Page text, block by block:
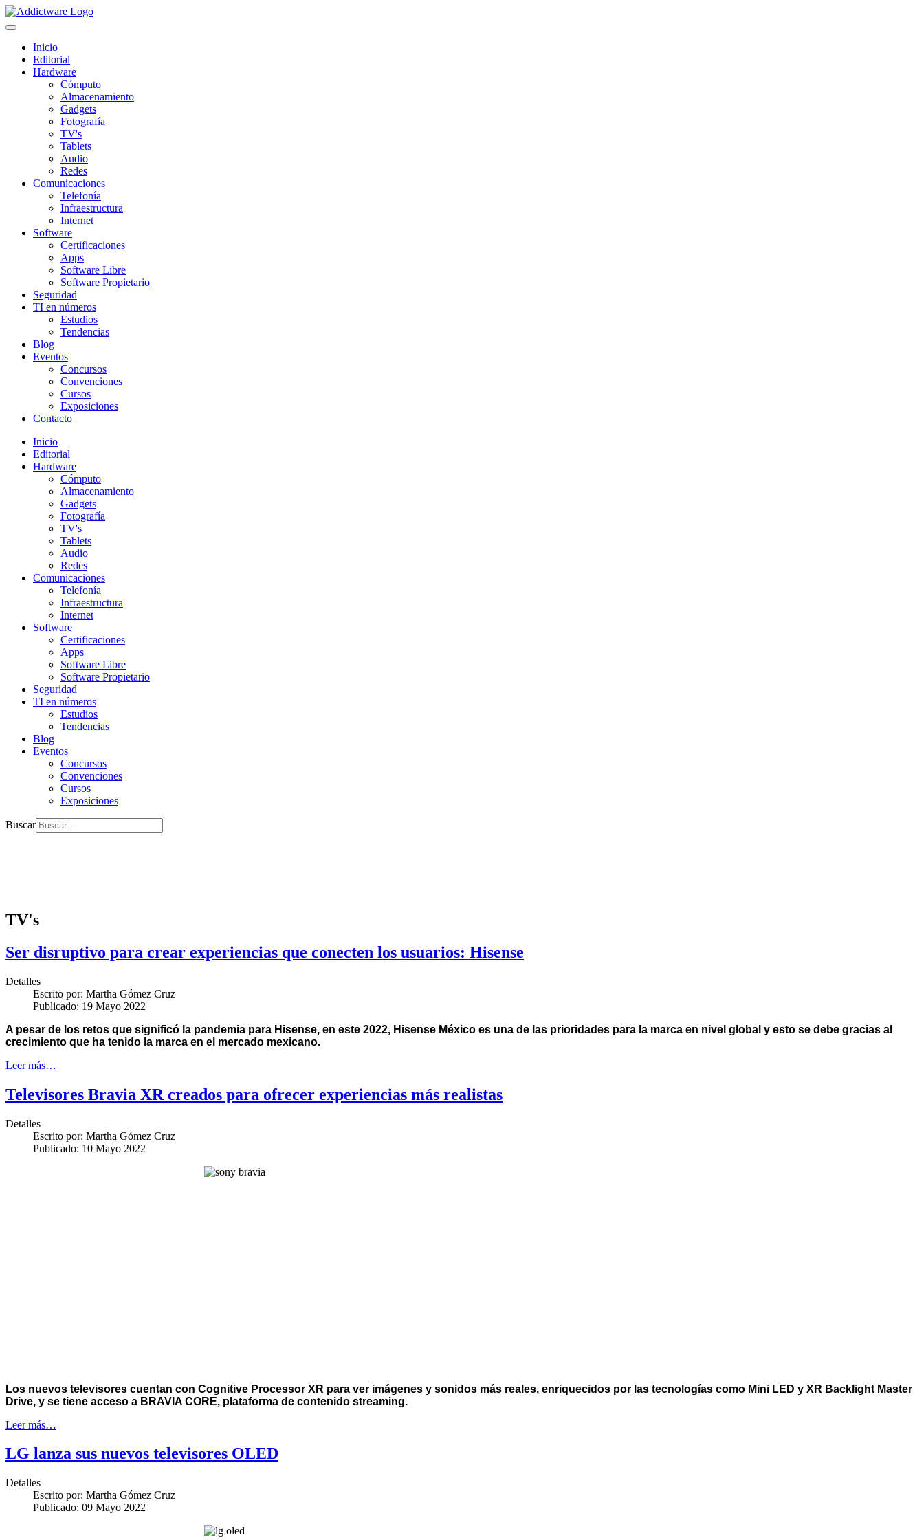
Inicio
Editorial
Hardware
Cómputo
Almacenamiento
Gadgets
Fotografía
TV's
Tablets
Audio
Redes
Comunicaciones
Telefonía
Infraestructura
Internet
Software
Certificaciones
Apps
Software Libre
Software Propietario
Seguridad
TI en números
Estudios
Tendencias
Blog
Eventos
Concursos
Convenciones
Cursos
Exposiciones
Contacto
Inicio
Editorial
Hardware
Cómputo
Almacenamiento
Gadgets
Fotografía
TV's
Tablets
Audio
Redes
Comunicaciones
Telefonía
Infraestructura
Internet
Software
Certificaciones
Apps
Software Libre
Software Propietario
Seguridad
TI en números
Estudios
Tendencias
Blog
Eventos
Concursos
Convenciones
Cursos
Exposiciones
Buscar
TV's
Ser disruptivo para crear experiencias que conecten los usuarios: Hisense
Detalles
Escrito por: Martha Gómez Cruz
Publicado: 19 Mayo 2022
A pesar de los retos que significó la pandemia para Hisense, en este 2022, Hisense México es una de las prioridades para la marca en nivel global y esto se debe gracias al
crecimiento que ha tenido la marca en el mercado mexicano.
Leer más…
Televisores Bravia XR creados para ofrecer experiencias más realistas
Detalles
Escrito por: Martha Gómez Cruz
Publicado: 10 Mayo 2022
Los nuevos televisores cuentan con Cognitive Processor XR para ver imágenes y sonidos más reales, enriquecidos por las tecnologías como Mini LED y XR Backlight Master
Drive, y se tiene acceso a BRAVIA CORE, plataforma de contenido streaming.
Leer más…
LG lanza sus nuevos televisores OLED
Detalles
Escrito por: Martha Gómez Cruz
Publicado: 09 Mayo 2022